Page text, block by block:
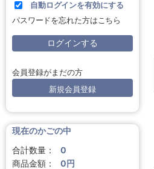
自動ログインを有効にする
パスワードを忘れた方はこちら
会員登録がまだの方
新規会員登録
現在のかごの中
合計数量：
0
商品金額：
0円